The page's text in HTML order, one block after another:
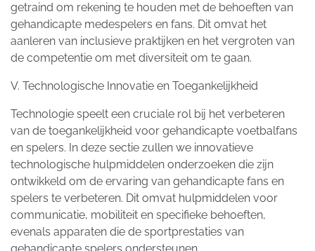
getraind om rekening te houden met de behoeften van
gehandicapte medespelers en fans. Dit omvat het
aanleren van inclusieve praktijken en het vergroten van
de competentie om met diversiteit om te gaan.
V. Technologische Innovatie en Toegankelijkheid
Technologie speelt een cruciale rol bij het verbeteren
van de toegankelijkheid voor gehandicapte voetbalfans
en spelers. In deze sectie zullen we innovatieve
technologische hulpmiddelen onderzoeken die zijn
ontwikkeld om de ervaring van gehandicapte fans en
spelers te verbeteren. Dit omvat hulpmiddelen voor
communicatie, mobiliteit en specifieke behoeften,
evenals apparaten die de sportprestaties van